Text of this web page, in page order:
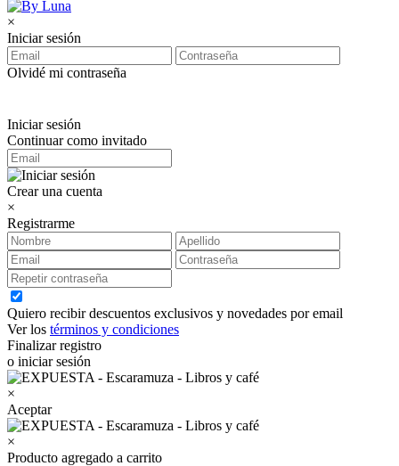
×
Iniciar sesión
Olvidé mi contraseña
Iniciar sesión
Continuar como invitado
Crear una cuenta
×
Registrarme
Quiero recibir descuentos exclusivos y novedades por email
Ver los términos y condiciones
Finalizar registro
o iniciar sesión
×
Aceptar
×
Producto agregado a carrito